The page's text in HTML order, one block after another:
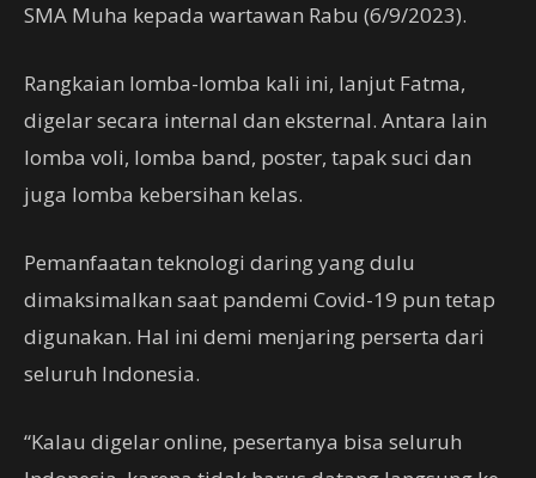
SMA Muha kepada wartawan Rabu (6/9/2023).
Rangkaian lomba-lomba kali ini, lanjut Fatma,
digelar secara internal dan eksternal. Antara lain
lomba voli, lomba band, poster, tapak suci dan
juga lomba kebersihan kelas.
Pemanfaatan teknologi daring yang dulu
dimaksimalkan saat pandemi Covid-19 pun tetap
digunakan. Hal ini demi menjaring perserta dari
seluruh Indonesia.
“Kalau digelar online, pesertanya bisa seluruh